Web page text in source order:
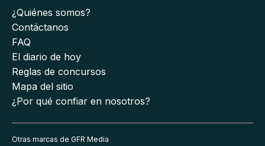
¿Quiénes somos?
Contáctanos
FAQ
El diario de hoy
Reglas de concursos
Mapa del sitio
¿Por qué confiar en nosotros?
Otras marcas de GFR Media